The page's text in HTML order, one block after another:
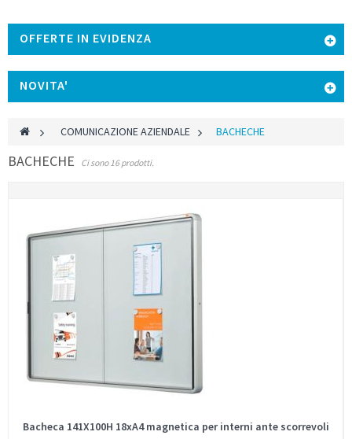
OFFERTE IN EVIDENZA
NOVITA'
> COMUNICAZIONE AZIENDALE > BACHECHE
BACHECHE Ci sono 16 prodotti.
Bacheca 141X100H 18xA4 magnetica per interni ante scorrevoli